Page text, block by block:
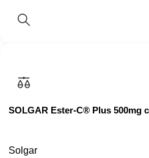
SOLGAR Ester-C® Plus 500mg
Solgar